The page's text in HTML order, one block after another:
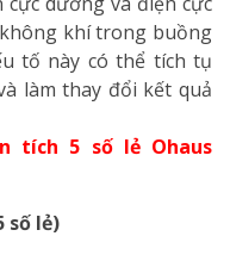
khí trong buồng
tố này có thể tích tụ
làm thay đổi kết quả
tích 5 số lẻ Ohaus
số lẻ)